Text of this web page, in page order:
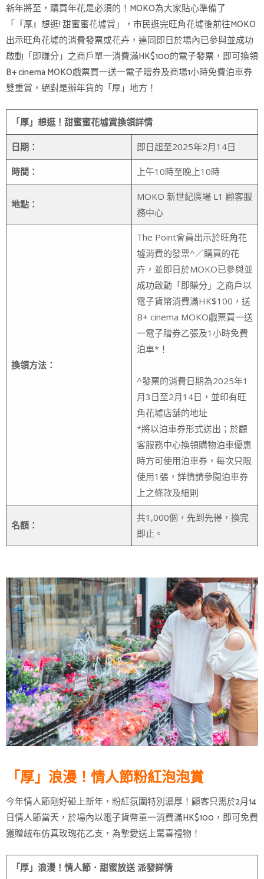
新年將至，購買年花是必須的！MOKO為大家貼心準備了
「『厚』想逛! 甜蜜蜜花墟賞」，市民逛完旺角花墟後前往MOKO
出示旺角花墟的消費發票或花卉，連同即日於場內已參與並成功
啟動「即賺分」之商戶單一消費滿HK$100的電子發票，即可換領
B+ cinema MOKO戲票買一送一電子贈券及商場1小時免費泊車券
雙重賞，絕對是辦年貨的「厚」地方！
「厚」想逛！甜蜜蜜花墟賞換領詳情
日期： 即日起至2025年2月14日
時間： 上午10時至晚上10時
地點：
MOKO 新世紀廣場 L1 顧客服
務中心
換領方法：
The Point會員出示於旺角花
墟消費的發票^／購買的花
卉，並即日於MOKO已參與並
成功啟動「即賺分」之商戶以
電子貨幣消費滿HK$100，送
B+ cinema MOKO戲票買一送
一電子贈券乙張及1小時免費
泊車*！
^發票的消費日期為2025年1
月3日至2月14日，並印有旺
角花墟店舖的地址
*將以泊車券形式送出；於顧
客服務中心換領購物泊車優惠
時方可使用泊車券，每次只限
使用1張，詳情請參閱泊車券
上之條款及細則
名額：
共1,000個，先到先得，換完
即止。
「厚」浪漫！情人節粉紅泡泡賞
今年情人節剛好碰上新年，粉紅氛圍特別濃厚！顧客只需於2月14
日情人節當天，於場內以電子貨幣單一消費滿HK$100，即可免費
獲贈絨布仿真玫瑰花乙支，為摯愛送上驚喜禮物！
「厚」浪漫！情人節．甜蜜放送 派發詳情